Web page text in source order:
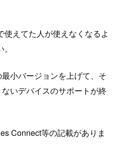
えてた人が使えなくなるよ
小バージョンを上げて、そ
いデバイスのサポートが終
Connect等の記載がありま